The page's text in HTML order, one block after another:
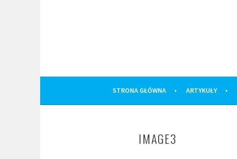
STRONA GŁÓWNA ARTYKUŁY
IMAGE3